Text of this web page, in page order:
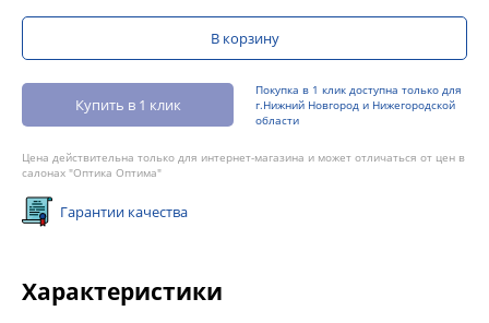
В корзину
Купить в 1 клик
Покупка в 1 клик доступна только для
г.Нижний Новгород и Нижегородской
области
Цена действительна только для интернет-магазина и может отличаться от цен в
салонах "Оптика Оптима"
Гарантии качества
Характеристики